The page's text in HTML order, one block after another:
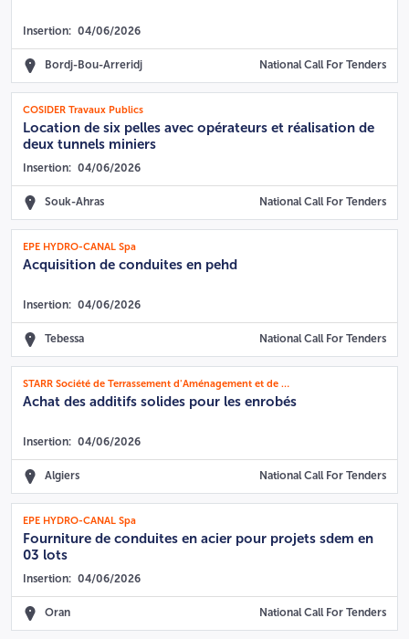
Insertion: 04/06/2026
Bordj-Bou-Arreridj National Call For Tenders
COSIDER Travaux Publics
Location de six pelles avec opérateurs et réalisation de
deux tunnels miniers
Insertion: 04/06/2026
Souk-Ahras National Call For Tenders
EPE HYDRO-CANAL Spa
Acquisition de conduites en pehd
Insertion: 04/06/2026
Tebessa National Call For Tenders
STARR Société de Terrassement d'Aménagement et de Revêtement Routier
Achat des additifs solides pour les enrobés
Insertion: 04/06/2026
Algiers National Call For Tenders
EPE HYDRO-CANAL Spa
Fourniture de conduites en acier pour projets sdem en
03 lots
Insertion: 04/06/2026
Oran National Call For Tenders